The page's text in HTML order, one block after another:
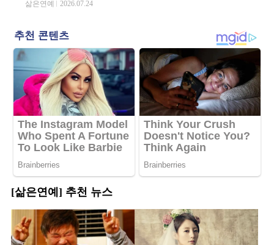
삶은연예 2026.07.24
[삶은연예] 추천 뉴스